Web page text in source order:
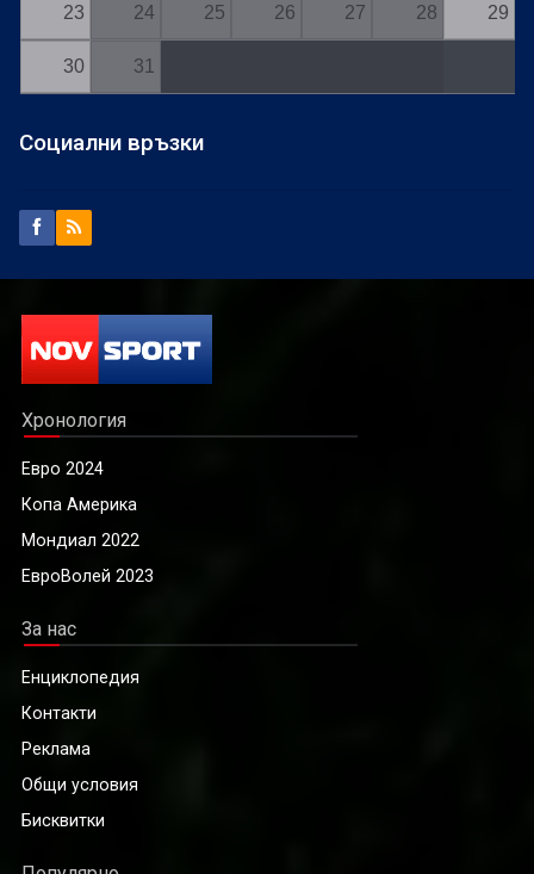
23 24 25 26 27 28 29
30 31
Социални връзки
Хронология
Евро 2024
Копа Америка
Мондиал 2022
ЕвроВолей 2023
За нас
Енциклопедия
Контакти
Реклама
Общи условия
Бисквитки